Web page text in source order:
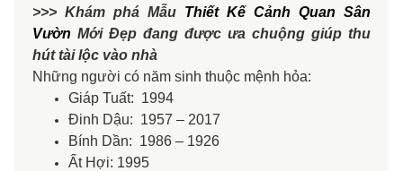
>>> Khám phá Mẫu Thiết Kế Cảnh Quan Sân
Vườn Mới Đẹp đang được ưa chuộng giúp thu
hút tài lộc vào nhà
Những người có năm sinh thuộc mệnh hỏa:
Giáp Tuất: 1994
Đinh Dậu: 1957 – 2017
Bính Dần: 1986 – 1926
Ất Hợi: 1995